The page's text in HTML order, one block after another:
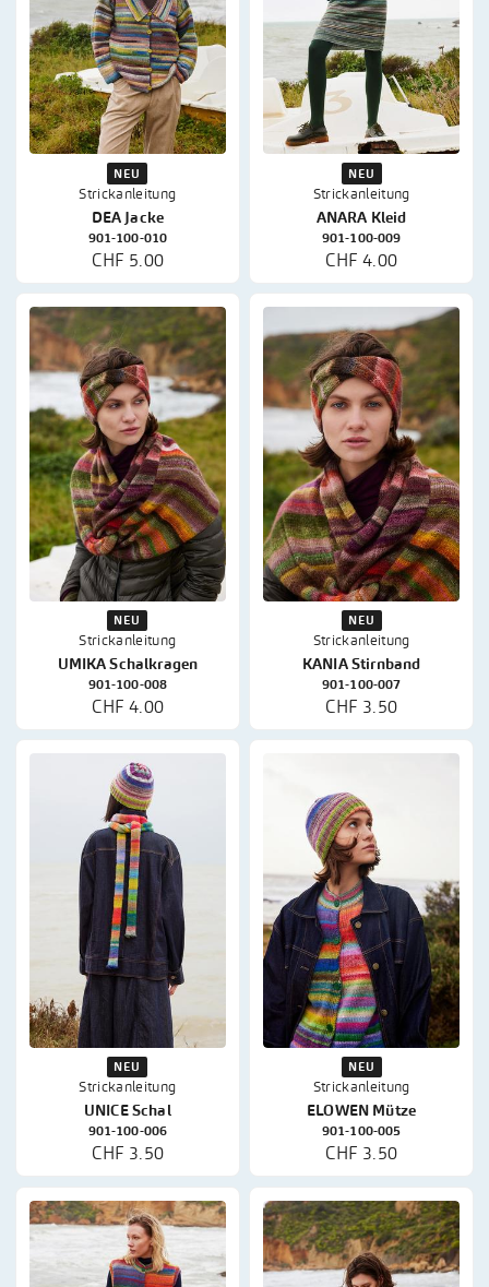
NEU
Strickanleitung
DEA Jacke
901-100-010
CHF 5.00
NEU
Strickanleitung
ANARA Kleid
901-100-009
CHF 4.00
NEU
Strickanleitung
UMIKA Schalkragen
901-100-008
CHF 4.00
NEU
Strickanleitung
KANIA Stirnband
901-100-007
CHF 3.50
NEU
Strickanleitung
UNICE Schal
901-100-006
CHF 3.50
NEU
Strickanleitung
ELOWEN Mütze
901-100-005
CHF 3.50